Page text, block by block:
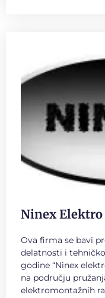
Ninex Elektro
Ova firma se bavi
delatnosti i
godine “Ninex
na području
elektromontažnih